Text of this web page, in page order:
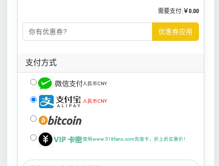
需要支付: ￥0.00
优惠券应用
支付方式
人民币CNY
人民币CNY
使用www.518fans.com充值卡，折上折实惠价！